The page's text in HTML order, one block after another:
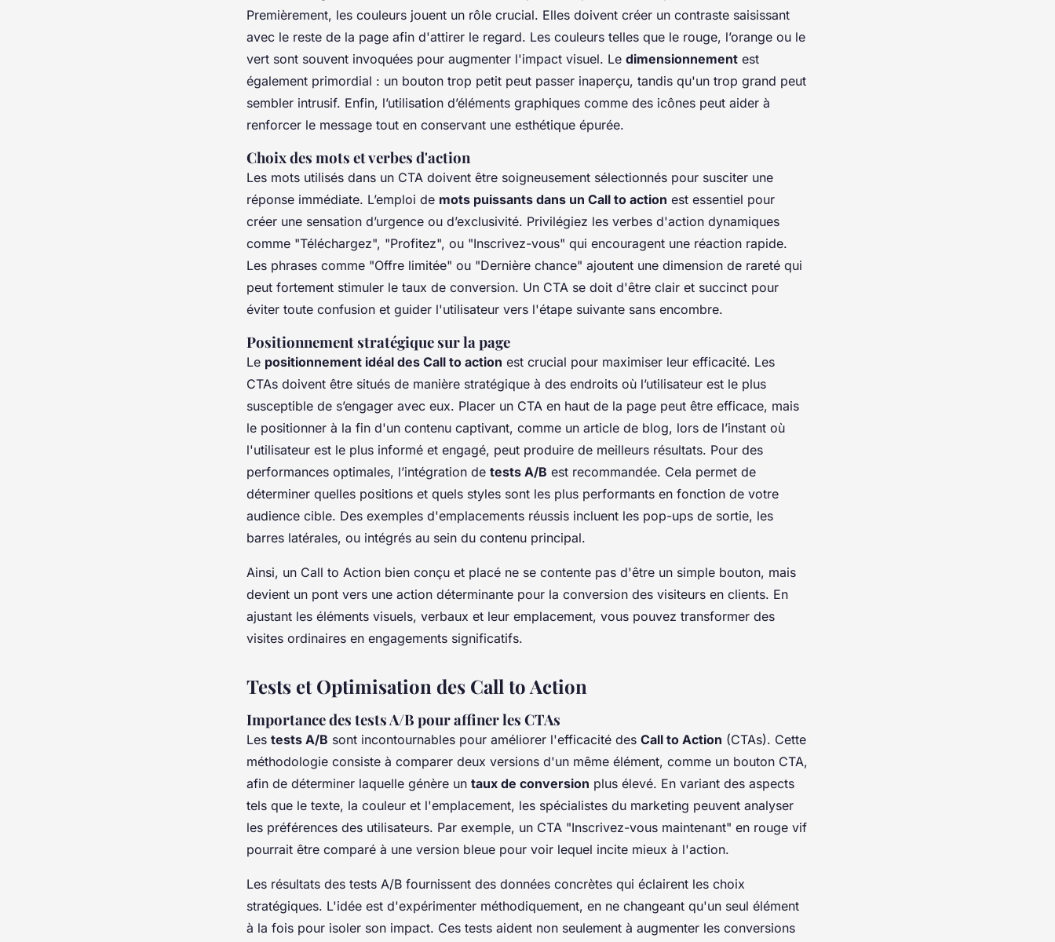
Premièrement, les couleurs jouent un rôle crucial. Elles doivent créer un contraste saisissant
avec le reste de la page afin d'attirer le regard. Les couleurs telles que le rouge, l’orange ou le
vert sont souvent invoquées pour augmenter l'impact visuel. Le dimensionnement est
également primordial : un bouton trop petit peut passer inaperçu, tandis qu'un trop grand peut
sembler intrusif. Enfin, l’utilisation d’éléments graphiques comme des icônes peut aider à
renforcer le message tout en conservant une esthétique épurée.
Choix des mots et verbes d'action
Les mots utilisés dans un CTA doivent être soigneusement sélectionnés pour susciter une
réponse immédiate. L’emploi de mots puissants dans un Call to action est essentiel pour
créer une sensation d’urgence ou d’exclusivité. Privilégiez les verbes d'action dynamiques
comme "Téléchargez", "Profitez", ou "Inscrivez-vous" qui encouragent une réaction rapide.
Les phrases comme "Offre limitée" ou "Dernière chance" ajoutent une dimension de rareté qui
peut fortement stimuler le taux de conversion. Un CTA se doit d'être clair et succinct pour
éviter toute confusion et guider l'utilisateur vers l'étape suivante sans encombre.
Positionnement stratégique sur la page
Le positionnement idéal des Call to action est crucial pour maximiser leur efficacité. Les
CTAs doivent être situés de manière stratégique à des endroits où l’utilisateur est le plus
susceptible de s’engager avec eux. Placer un CTA en haut de la page peut être efficace, mais
le positionner à la fin d'un contenu captivant, comme un article de blog, lors de l’instant où
l'utilisateur est le plus informé et engagé, peut produire de meilleurs résultats. Pour des
performances optimales, l’intégration de tests A/B est recommandée. Cela permet de
déterminer quelles positions et quels styles sont les plus performants en fonction de votre
audience cible. Des exemples d'emplacements réussis incluent les pop-ups de sortie, les
barres latérales, ou intégrés au sein du contenu principal.
Ainsi, un Call to Action bien conçu et placé ne se contente pas d'être un simple bouton, mais
devient un pont vers une action déterminante pour la conversion des visiteurs en clients. En
ajustant les éléments visuels, verbaux et leur emplacement, vous pouvez transformer des
visites ordinaires en engagements significatifs.
Tests et Optimisation des Call to Action
Importance des tests A/B pour affiner les CTAs
Les tests A/B sont incontournables pour améliorer l'efficacité des Call to Action (CTAs). Cette
méthodologie consiste à comparer deux versions d'un même élément, comme un bouton CTA,
afin de déterminer laquelle génère un taux de conversion plus élevé. En variant des aspects
tels que le texte, la couleur et l'emplacement, les spécialistes du marketing peuvent analyser
les préférences des utilisateurs. Par exemple, un CTA "Inscrivez-vous maintenant" en rouge vif
pourrait être comparé à une version bleue pour voir lequel incite mieux à l'action.
Les résultats des tests A/B fournissent des données concrètes qui éclairent les choix
stratégiques. L'idée est d'expérimenter méthodiquement, en ne changeant qu'un seul élément
à la fois pour isoler son impact. Ces tests aident non seulement à augmenter les conversions